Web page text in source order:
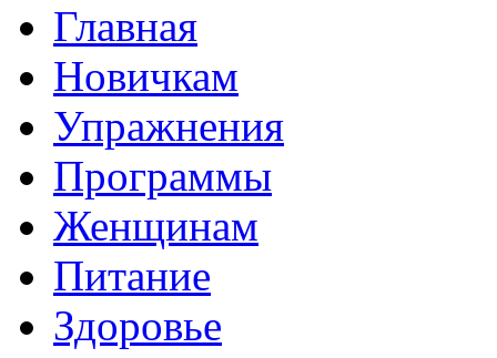
Главная
Новичкам
Упражнения
Программы
Женщинам
Питание
Здоровье